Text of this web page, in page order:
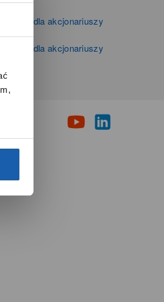
i dla akcjonariuszy
i dla akcjonariuszy